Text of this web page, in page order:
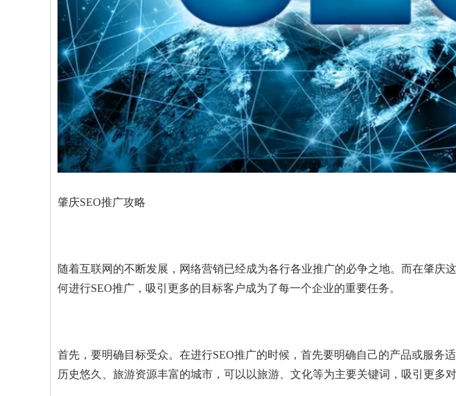
肇庆SEO推广攻略
随着互联网的不断发展，网络营销已经成为各行各业推广的必争之地。而在肇庆
何进行SEO推广，吸引更多的目标客户成为了每一个企业的重要任务。
首先，要明确目标受众。在进行SEO推广的时候，首先要明确自己的产品或服务
历史悠久、旅游资源丰富的城市，可以以旅游、文化等为主要关键词，吸引更多